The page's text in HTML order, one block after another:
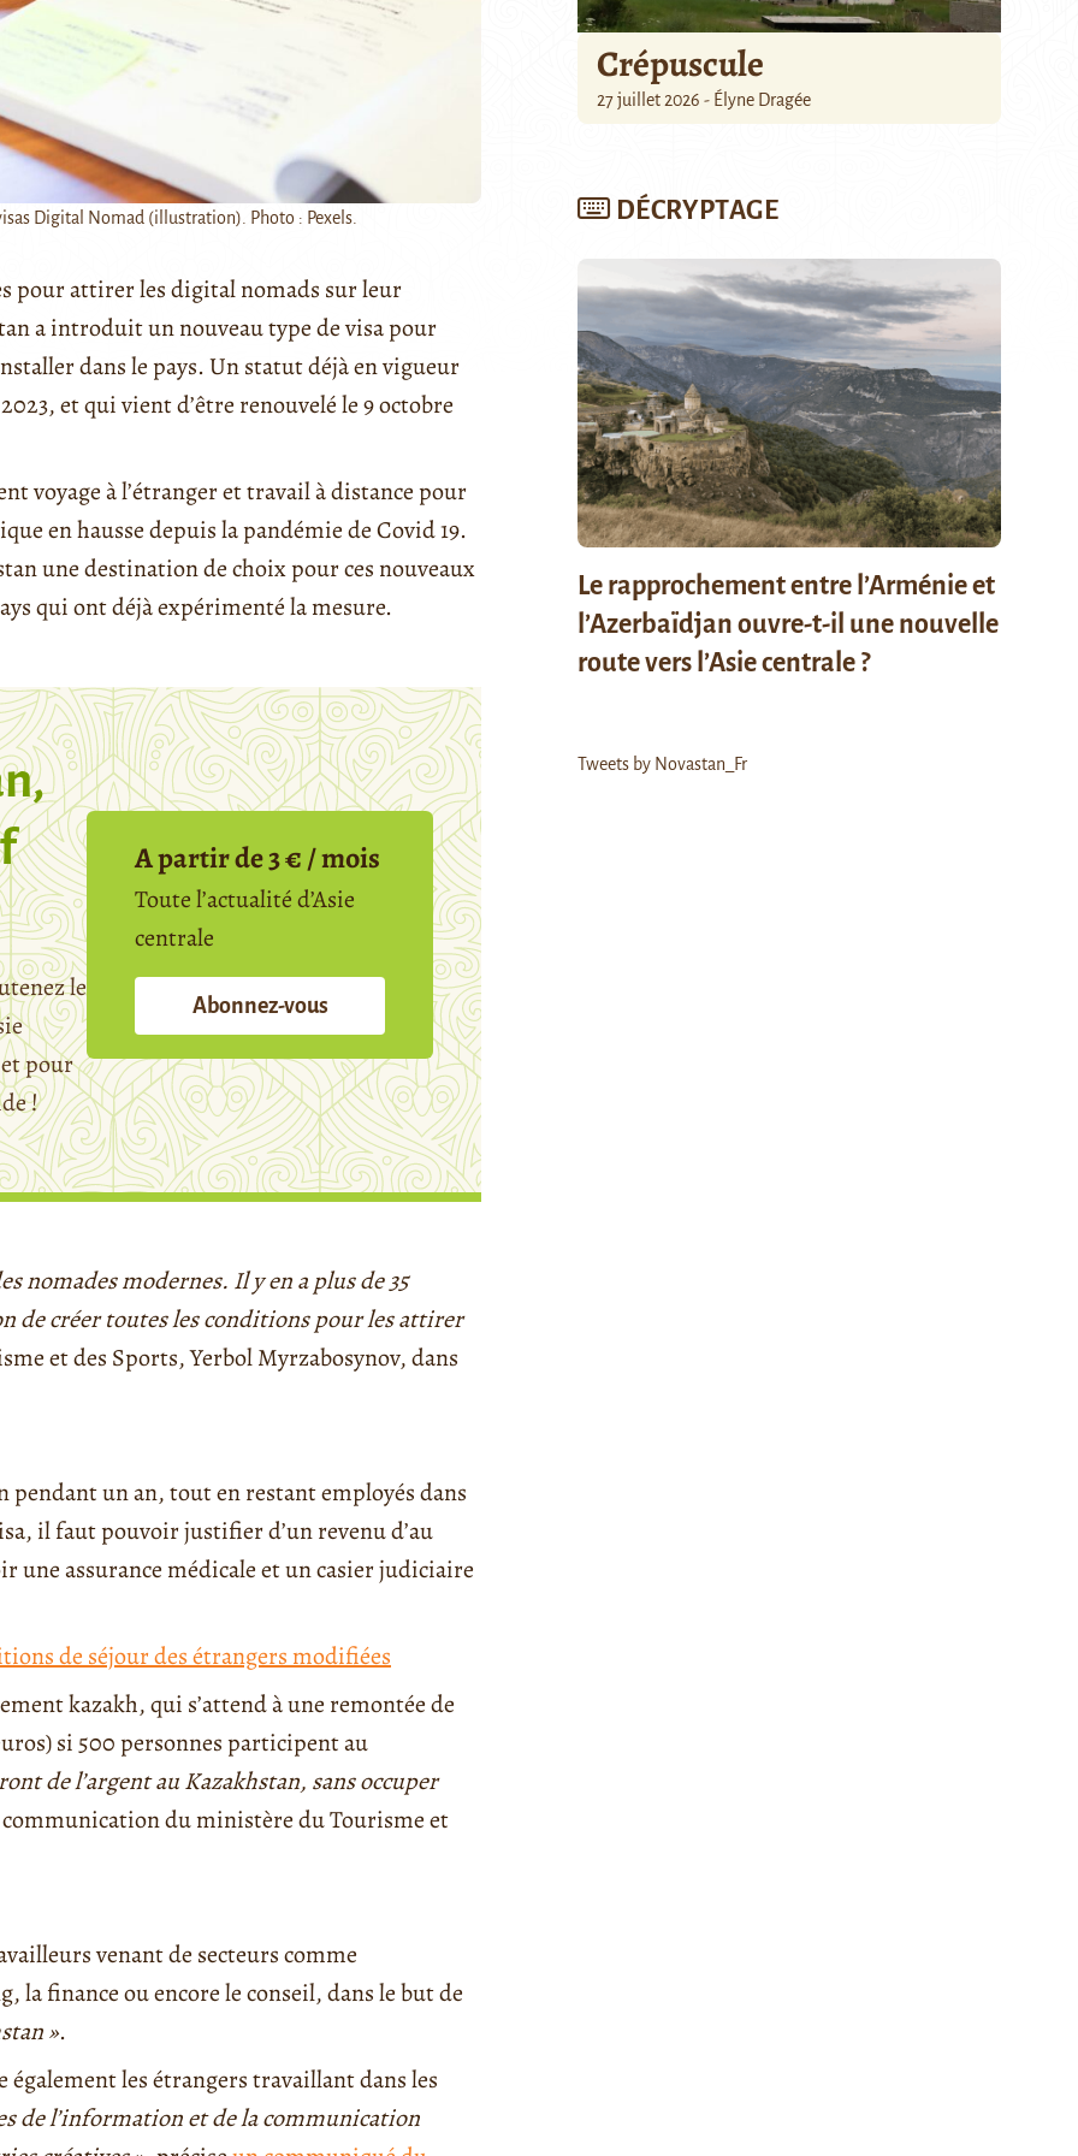
Digital Nomad (illustration). Photo : Pexels.
pour attirer les digital nomads sur leur
a introduit un nouveau type de visa pour
dans le pays. Un statut déjà en vigueur
et qui vient d’être renouvelé le 9 octobre
voyage à l’étranger et travail à distance pour
en hausse depuis la pandémie de Covid 19.
une destination de choix pour ces nouveaux
qui ont déjà expérimenté la mesure.
le
pour
!
A partir de 3 € / mois
Toute l’actualité d’Asie
centrale
Abonnez-vous
nomades modernes. Il y en a plus de 35
de créer toutes les conditions pour les attirer
et des Sports, Yerbol Myrzabosynov, dans
un an, tout en restant employés dans
il faut pouvoir justifier d’un revenu d’au
une assurance médicale et un casier judiciaire
de séjour des étrangers modifiées
kazakh, qui s’attend à une remontée de
si 500 personnes participent au
de l’argent au Kazakhstan, sans occuper
du ministère du Tourisme et
venant de secteurs comme
finance ou encore le conseil, dans le but de
».
les étrangers travaillant dans les
de l’information et de la communication
Crépuscule
27 juillet 2026 - Élyne Dragée
DÉCRYPTAGE
Le rapprochement entre l’Arménie et
l’Azerbaïdjan ouvre-t-il une nouvelle
route vers l’Asie centrale ?
Tweets by Novastan_Fr